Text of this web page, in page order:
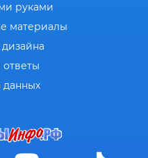
руками
материалы
данных